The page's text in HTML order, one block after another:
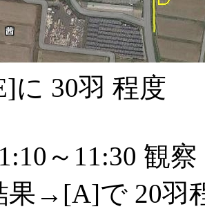
羽 程度
～11:30 観
で 20羽